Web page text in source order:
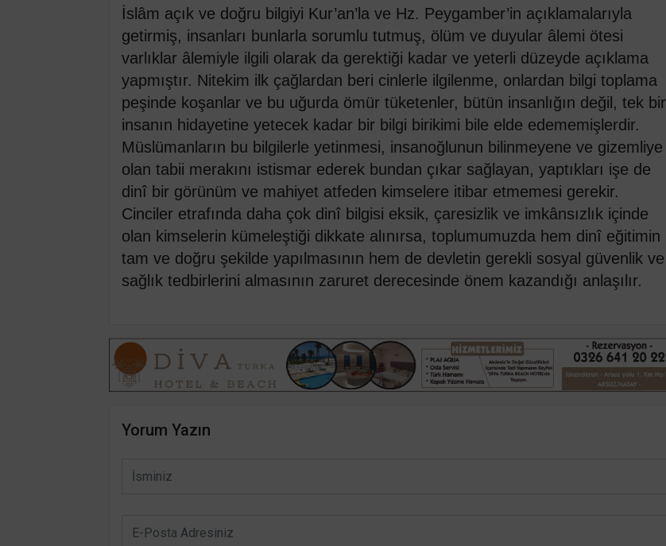
İslâm açık ve doğru bilgiyi Kur’an’la ve Hz. Peygamber’in açıklamalarıyla
getirmiş, insanları bunlarla sorumlu tutmuş, ölüm ve duyular âlemi ötesi
varlıklar âlemiyle ilgili olarak da gerektiği kadar ve yeterli düzeyde açıklama
yapmıştır. Nitekim ilk çağlardan beri cinlerle ilgilenme, onlardan bilgi toplama
peşinde koşanlar ve bu uğurda ömür tüketenler, bütün insanlığın değil, tek bir
insanın hidayetine yetecek kadar bir bilgi birikimi bile elde edememişlerdir.
Müslümanların bu bilgilerle yetinmesi, insanoğlunun bilinmeyene ve gizemliye
olan tabii merakını istismar ederek bundan çıkar sağlayan, yaptıkları işe de
dinî bir görünüm ve mahiyet atfeden kimselere itibar etmemesi gerekir.
Cinciler etrafında daha çok dinî bilgisi eksik, çaresizlik ve imkânsızlık içinde
olan kimselerin kümeleştiği dikkate alınırsa, toplumumuzda hem dinî eğitimin
tam ve doğru şekilde yapılmasının hem de devletin gerekli sosyal güvenlik ve
sağlık tedbirlerini almasının zaruret derecesinde önem kazandığı anlaşılır.
Yorum Yazın